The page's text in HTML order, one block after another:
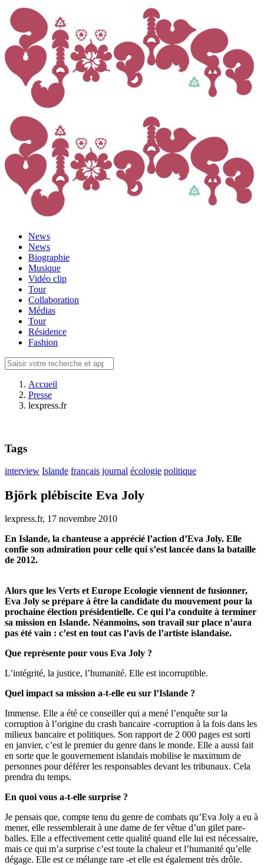
News
News
Biographie
Musique
Vidéo clip
Tour
Collaboration
Médias
Tour
Résidence
Fashion
Accueil
Presse
lexpress.fr
Tags
interview Islande français journal écologie politique
Björk plébiscite Eva Joly
lexpress.fr, 17 novembre 2010
En Islande, la chanteuse a apprécié l’action d’Eva Joly. Elle
confie son admiration pour celle qui s’est lancée dans la bataille
de 2012.
Alors que les Verts et Europe Ecologie viennent de fusionner,
Eva Joly se prépare à être la candidate du mouvement pour la
prochaine élection présidentielle. Ce qui l’a conduite à terminer
sa mission en Islande. Néanmoins, son travail sur place n’aura
pas été vain : c’est en tout cas l’avis de l’artiste islandaise.
Que représente pour vous Eva Joly ?
L’intégrité, la justice, l’humanité. Elle est incorruptible.
Quel impact sa mission a-t-elle eu sur l’Islande ?
Immense. Elle a été ce conseiller qui a mené l’enquête sur la
corruption à l’origine du crash bancaire -corruption à la fois dans les
milieux bancaire et politiques. Son rapport de 2 000 pages est sorti
en janvier, c’est le premier du genre dans le monde. Elle a aussi fait
en sorte que le gouvernement islandais mobilise le maximum de
personnes pour déférer les responsables devant les tribunaux. Cela
prendra du temps.
En quoi vous a-t-elle surprise ?
Je pensais que, compte tenu du genre de combats qu’Eva Joly a eu à
mener, elle ressemblerait à une dame de fer vêtue d’un gilet pare-
balles. Elle a effectivement cette qualité quand elle lui est nécessaire,
mais ce qui m’a surprise c’est toute la chaleur et l’humanité qu’elle
dégage. Elle est ce mélange rare -et elle est également très drôle.